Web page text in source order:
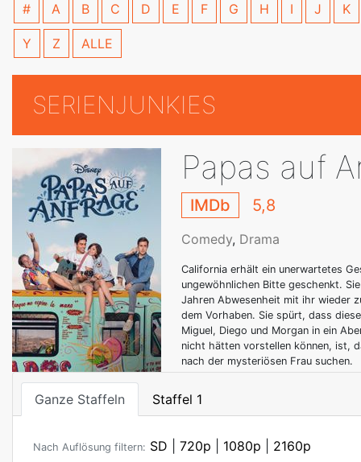
# A B C D E F G H I J K
Y Z ALLE
SERIENJUNKIES
Papas auf
IMDb 5,8
Comedy, Drama
California erhält ein unerwartetes
ungewöhnlichen Bitte geschenkt.
Jahren Abwesenheit mit ihr wieder
dem Vorhaben. Sie spürt, dass
Miguel, Diego und Morgan in ein
nicht hätten vorstellen können, ist,
nach der mysteriösen Frau suchen.
Ganze Staffeln Staffel 1
Nach Auflösung filtern: SD 720p 1080p 2160p